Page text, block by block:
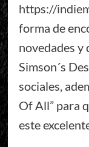
https://
forma de
novedades y
Simson´s
sociales,
Of All” para
este